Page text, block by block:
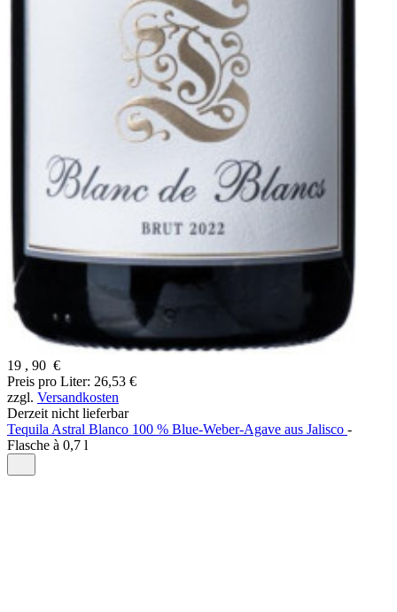
19 , 90 €
Preis pro Liter: 26,53 €
zzgl. Versandkosten
Derzeit nicht lieferbar
Tequila Astral Blanco 100 % Blue-Weber-Agave aus Jalisco -
Flasche à 0,7 l